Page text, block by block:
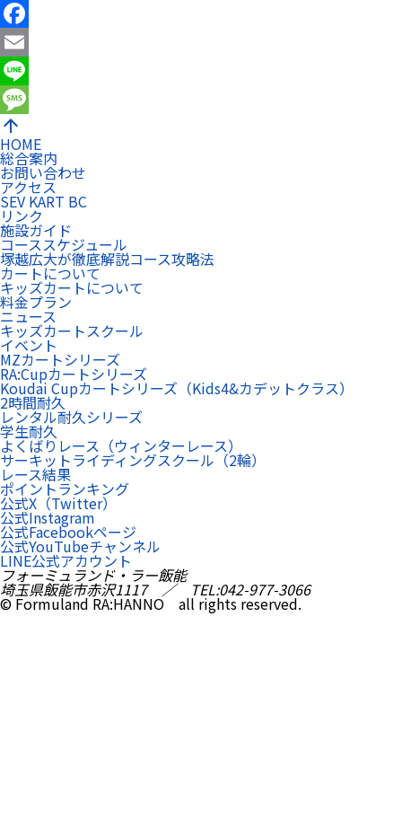
X
Facebook
Email
Line
Message
arrow_upward
HOME
総合案内
お問い合わせ
アクセス
SEV KART BC
リンク
施設ガイド
コーススケジュール
塚越広大が徹底解説コース攻略法
カートについて
キッズカートについて
料金プラン
ニュース
キッズカートスクール
イベント
MZカートシリーズ
RA:Cupカートシリーズ
Koudai Cupカートシリーズ（Kids4&カデットクラス）
2時間耐久
レンタル耐久シリーズ
学生耐久
よくばりレース（ウィンターレース）
サーキットライディングスクール（2輪）
レース結果
ポイントランキング
公式X（Twitter）
公式Instagram
公式Facebookページ
公式YouTubeチャンネル
LINE公式アカウント
フォーミュランド・ラー飯能
埼玉県飯能市赤沢1117 ／ TEL:042-977-3066
© Formuland RA:HANNO all rights reserved.